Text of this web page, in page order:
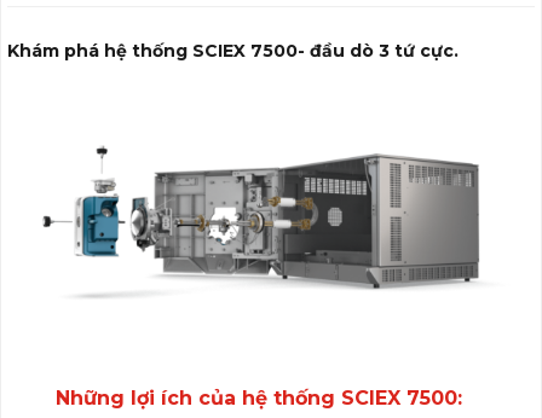
Khám phá hệ thống SCIEX 7500- đầu dò 3 tứ cực.
Những lợi ích của hệ thống SCIEX 7500: